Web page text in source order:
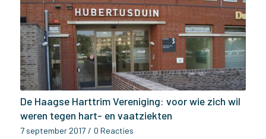
De Haagse Harttrim Vereniging: voor wie zich wil
weren tegen hart- en vaatziekten
7 september 2017 / 0 Reacties